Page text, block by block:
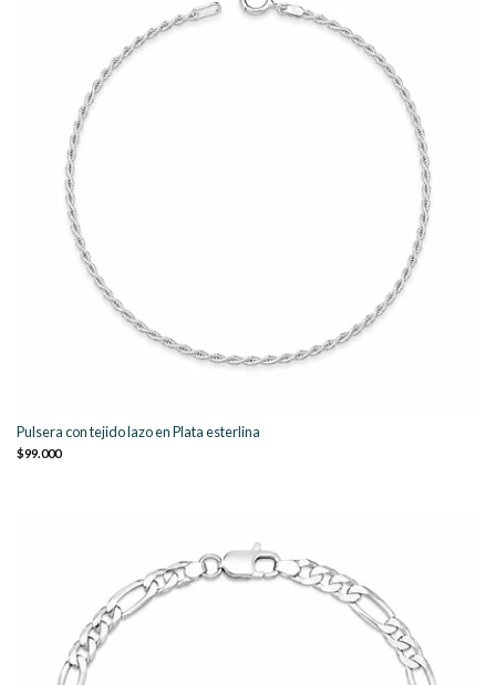
Pulsera con tejido lazo en Plata esterlina
$99.000